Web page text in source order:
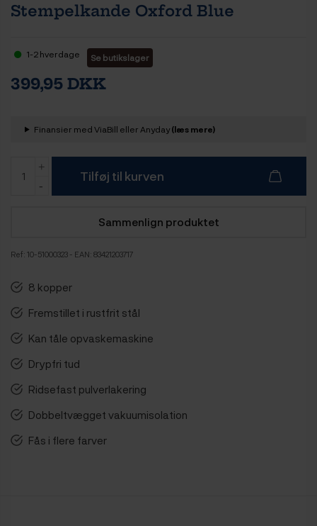
Stempelkande Oxford Blue
1-2 hverdage Se butikslager
399,95 DKK
Finansier med ViaBill eller Anyday(læs mere)
Tilføj til kurven
Sammenlign produktet
Ref: 10-51000323 - EAN: 83421203717
8 kopper
Fremstillet i rustfrit stål
Kan tåle opvaskemaskine
Drypfri tud
Ridsefast pulverlakering
Dobbeltvægget vakuumisolation
Fås i flere farver